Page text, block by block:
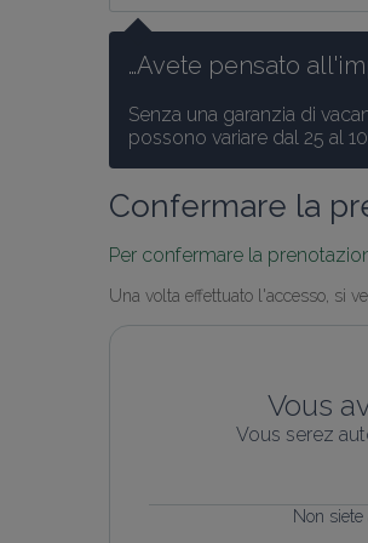
…Avete pensato
Senza una garanzia di
possono variare dal 25 al
Confermare la
Per confermare la
Una volta effettuato l'accesso, si
Vous
Vous serez
Non